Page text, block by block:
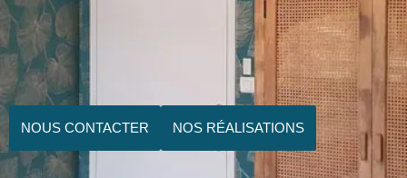
NOUS CONTACTER NOS RÉALISATIONS